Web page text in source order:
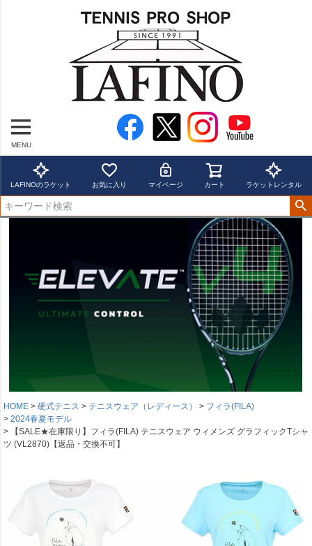
MENU
LAFINOのラケット お気に入り マイページ カート ラケットレンタル
HOME 硬式テニス テニスウェア（レディース）
フィラ(FILA)
2024春夏モデル
【SALE★在庫限り】フィラ(FILA) テニスウェア ウィメンズ グラフィックTシャ
ツ (VL2870)【返品・交換不可】